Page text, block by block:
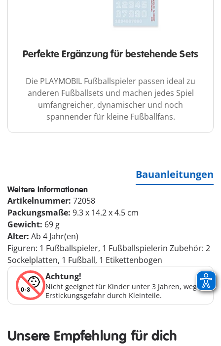
Perfekte Ergänzung für bestehende Sets
Die PLAYMOBIL Fußballspieler passen ideal zu
anderen Fußballsets und machen jedes Spiel
umfangreicher, dynamischer und noch
spannender für kleine Fußballfans.
Bauanleitungen
Weitere Informationen
Artikelnummer: 72058
Packungsmaße: 9.3 x 14.2 x 4.5 cm
Gewicht: 69 g
Alter: Ab 4 Jahr(en)
Figuren: 1 Fußballspieler, 1 Fußballspielerin Zubehör: 2
Sockelplatten, 1 Fußball, 1 Etikettenbogen
Achtung!
Nicht geeignet für Kinder unter 3 Jahren, wegen
Erstickungsgefahr durch Kleinteile.
Unsere Empfehlung für dich